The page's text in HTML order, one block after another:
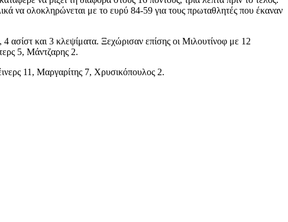
να ολοκληρώνεται με το ευρύ 84-59 για τους πρωταθλητές που έκαναν
ασίστ και 3 κλεψίματα. Ξεχώρισαν επίσης οι Μιλουτίνοφ με 12
5, Μάντζαρης 2.
11, Μαργαρίτης 7, Χρυσικόπουλος 2.